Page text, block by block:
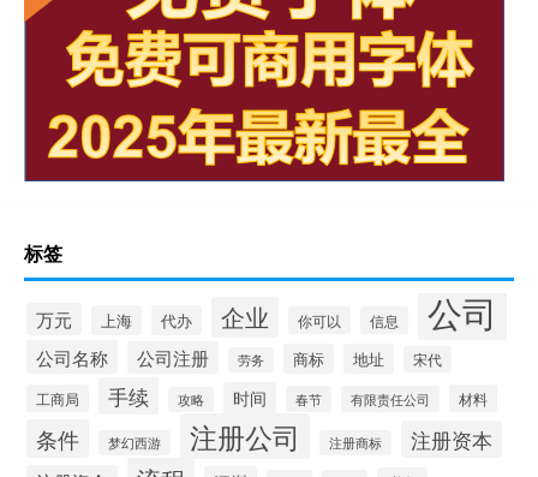
标签
万元 上海 代办 企业 你可以 信息 公司
公司名称 公司注册 劳务 商标 地址 宋代
工商局 手续 攻略 时间 春节 有限责任公司 材料
条件 梦幻西游 注册公司 注册商标 注册资本